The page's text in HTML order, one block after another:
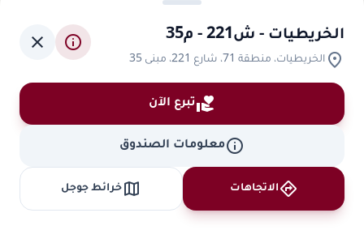
inventory_2
الخريطيات - ش221 - م35
location_on الخريطيات، منطقة 71، شارع 221، مبنى 35
info
close
volunteer_activismتبرع الآن
infoمعلومات الصندوق
directions الاتجاهات map خرائط جوجل